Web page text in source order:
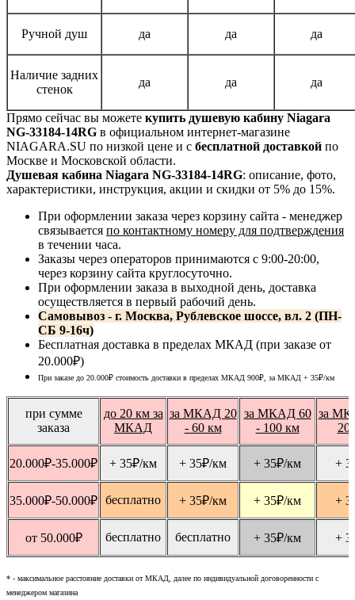
Ручной душ да да да
Наличие задних
стенок
да да да
Прямо сейчас вы можете купить душевую кабину Niagara
NG-33184-14RG в официальном интернет-магазине
NIAGARA.SU по низкой цене и с бесплатной доставкой по
Москве и Московской области.
Душевая кабина Niagara NG-33184-14RG: описание, фото,
характеристики, инструкция, акции и скидки от 5% до 15%.
При оформлении заказа через корзину сайта - менеджер
связывается по контактному номеру для подтверждения
в течении часа.
Заказы через операторов принимаются с 9:00-20:00,
через корзину сайта круглосуточно.
При оформлении заказа в выходной день, доставка
осуществляется в первый рабочий день.
Самовывоз - г. Москва, Рублевское шоссе, вл. 2 (ПН-
СБ 9-16ч)
Бесплатная доставка в пределах МКАД (при заказе от
20.000₽)
При заказе до 20.000₽ стоимость доставки в пределах МКАД 900₽, за МКАД + 35₽/км
при сумме
заказа
до 20 км за
МКАД
за МКАД 20
- 60 км
за МКАД 60
- 100 км
за
20.000₽-35.000₽ + 35₽/км + 35₽/км + 35₽/км +
35.000₽-50.000₽ бесплатно + 35₽/км + 35₽/км +
от 50.000₽ бесплатно бесплатно + 35₽/км +
* - максимальное расстояние доставки от МКАД, далее по индивидуальной договоренности с
менеджером магазина